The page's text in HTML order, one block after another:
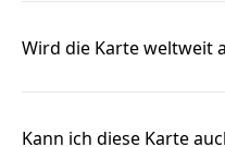
Wird die Karte weltweit
Kann ich diese Karte